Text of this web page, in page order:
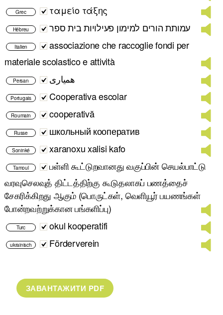
Grec ταμείο τάξης
Hébreu עמותת הורים למימון פעילויות בית ספר
Italien
associazione che raccoglie fondi per
materiale scolastico e attività
Persan همیاری
Portugais Cooperativa escolar
Roumain cooperativă
Russe школьный кооператив
Soninké xaranoxu xalisi kafo
Tamoul
பள்ளி கூட்டுறவானது வகுப்பின் செயல்பாட்டு
வரவுசெலவுத் திட்டத்திற்கு கூடுதலாகப் பணத்தைச்
சேகரிக்கிறது ஆகும் (பொருட்கள், வெளியூர் பயணங்கள்
போன்றவற்றுக்கான பங்களிப்பு)
Turc okul kooperatifi
ukrainisch Förderverein